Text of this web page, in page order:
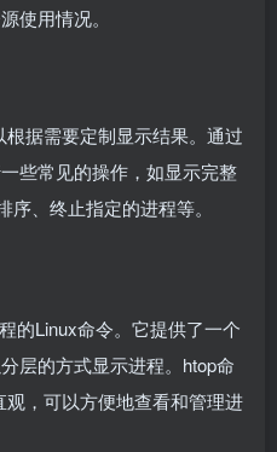
使用情况。
据需要定制显示结果。通过
些常见的操作，如显示完整
、终止指定的进程等。
的Linux命令。它提供了一个
层的方式显示进程。htop命
，可以方便地查看和管理进